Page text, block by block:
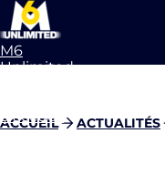
M6
Unlimited
d’accueil
ACCUEIL ACTUALITÉS